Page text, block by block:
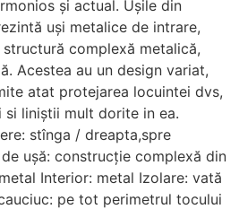
și actual. Uşile din
uşi metalice de intrare,
complexă metalică,
Acestea au un design variat,
atat protejarea locuintei dvs,
liniştii mult dorite in ea.
stînga / dreapta,spre
uşă: construcţie complexă din
Interior: metal Izolare: vată
pe tot perimetrul tocului